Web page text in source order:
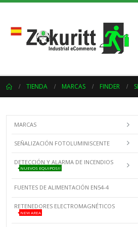
TIENDA MARCAS FINDER
MARCAS
SEÑALIZACIÓN FOTOLUMINISCENTE
DETECCIÓN Y ALARMA DE INCENDIOS
NUEVOS EQUIPOS!!
FUENTES DE ALIMENTACIÓN EN54-4
RETENEDORES ELECTROMAGNÉTICOS
NEW AREA